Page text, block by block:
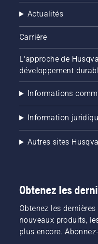
système
de
de votre
tronçonneuse
fonctionne
correctement.
Vérifiez
d'huile.
Démarrez
la
le frein
chaîne
est
desserré.
Faites
Actualités
Carrière
L'approche de
développement
Informations
Information
Autres sites
Obtenez les
Obtenez les
nouveaux produits,
plus encore.